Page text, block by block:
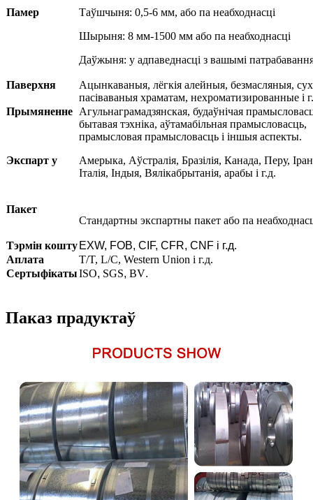
Памер
Таўшчыня: 0,5-6 мм, або па неабходнасці
Шырыня: 8 мм-1500 мм або па неабходнасці
Даўжыня: у адпаведнасці з вашымі
Паверхня
Ацынкаваныя, лёгкія алейныя, безмасляныя,
пасіваваныя храматам, нехроматизированные і
Прымяненне Агульнаграмадзянская, будаўнічая
бытавая тэхніка, аўтамабільная прамысловасць,
прамысловая прамысловасць і іншыя аспекты.
Экспарт у
Амерыка, Аўстралія, Бразілія, Канада, Перу,
Італія, Індыя, Вялікабрытанія, арабы і г.д.
Пакет
Стандартны экспартны пакет або па
Тэрмін кошту EXW, FOB, CIF, CFR, CNF і г.д.
Аплата
T/T, L/C, Western Union і г.д.
СертыфікатыISO, SGS, BV.
Паказ прадуктаў